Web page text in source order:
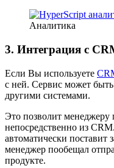
Аналитика
3. Интеграция с
Если Вы используете
с ней. Сервис может
другими системами.
Это позволит менеджеру
непосредственно из
автоматически поставит
менеджер пообещал
продукте.